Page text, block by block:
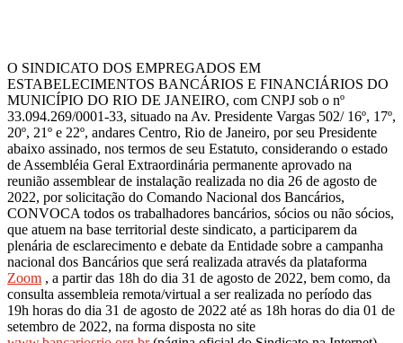
O SINDICATO DOS EMPREGADOS EM
ESTABELECIMENTOS BANCÁRIOS E FINANCIÁRIOS DO
MUNICÍPIO DO RIO DE JANEIRO, com CNPJ sob o nº
33.094.269/0001-33, situado na Av. Presidente Vargas 502/ 16º, 17º,
20º, 21º e 22º, andares Centro, Rio de Janeiro, por seu Presidente
abaixo assinado, nos termos de seu Estatuto, considerando o estado
de Assembléia Geral Extraordinária permanente aprovado na
reunião assemblear de instalação realizada no dia 26 de agosto de
2022, por solicitação do Comando Nacional dos Bancários,
CONVOCA todos os trabalhadores bancários, sócios ou não sócios,
que atuem na base territorial deste sindicato, a participarem da
plenária de esclarecimento e debate da Entidade sobre a campanha
nacional dos Bancários que será realizada através da plataforma
Zoom , a partir das 18h do dia 31 de agosto de 2022, bem como, da
consulta assembleia remota/virtual a ser realizada no período das
19h horas do dia 31 de agosto de 2022 até as 18h horas do dia 01 de
setembro de 2022, na forma disposta no site